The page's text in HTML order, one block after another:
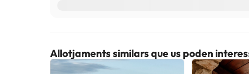
Allotjaments similars que us poden